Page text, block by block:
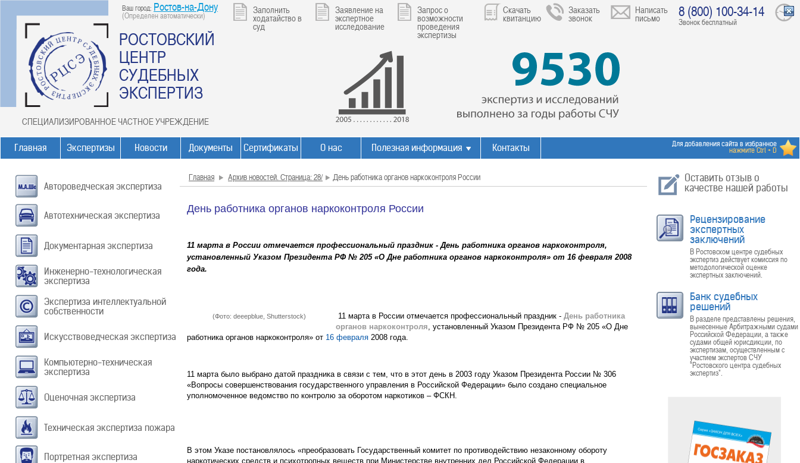
Ваш город: Ростов-на-Дону
(Определен автоматически)
РОСТОВСКИЙ
ЦЕНТР
СУДЕБНЫХ
ЭКСПЕРТИЗ
СПЕЦИАЛИЗИРОВАННОЕ ЧАСТНОЕ УЧРЕЖДЕНИЕ
Заполнить
ходатайство в
суд
Заявление на
экспертное
исследование
Запрос о
возможности
проведения
экспертизы
Скачать
квитанцию
Заказать
звонок
Написать
письмо 8 (800) 100-34-14
Звонок бесплатный
Главная Экспертизы Новости Документы Сертификаты О нас Полезная информация Контакты Для добавления сайта в избранное
нажмите Ctrl + D
Автороведческая экспертиза
Автотехническая экспертиза
Документарная экспертиза
Инженерно-технологическая
экспертиза
Экспертиза интеллектуальной
собственности
Искусствоведческая экспертиза
Компьютерно-техническая
экспертиза
Оценочная экспертиза
Техническая экспертиза пожара
Портретная экспертиза
Главная Архив новостей. Страница: 28/ День работника органов наркоконтроля России
День работника органов наркоконтроля России
11 марта в России отмечается профессиональный праздник - День работника органов наркоконтроля,
установленный Указом Президента РФ № 205 «О Дне работника органов наркоконтроля» от 16 февраля 2008
года.
(Фото: deeepblue, Shutterstock) 11 мартав России отмечается профессиональный праздник - День работника
органов наркоконтроля, установленный Указом Президента РФ № 205 «О Дне
работника органов наркоконтроля» от 16 февраля 2008 года.
11 марта было выбрано датой праздника в связи с тем, что в этот день в 2003 году Указом Президента России № 306
«Вопросы совершенствования государственного управления в Российской Федерации» было создано специальное
уполномоченное ведомство по контролю за оборотом наркотиков – ФСКН.
В этом Указе постановлялось «преобразовать Государственный комитет по противодействию незаконному обороту
наркотических средств и психотропных веществ при Министерстве внутренних дел Российской Федерации в
Оставить отзыв о
качестве нашей работы
Рецензирование
экспертных
заключений
В Ростовском центре судебных
экспертиз действует комиссия по
методологической оценке
экспертных заключений.
Банк судебных
решений
В разделе представлены решения,
вынесенные Арбитражными судами
Российской Федерации, а также
судами общей юрисдикции, по
экспертизам, осуществленным с
участием экспертов СЧУ
"Ростовского центра судебных
экспертиз".